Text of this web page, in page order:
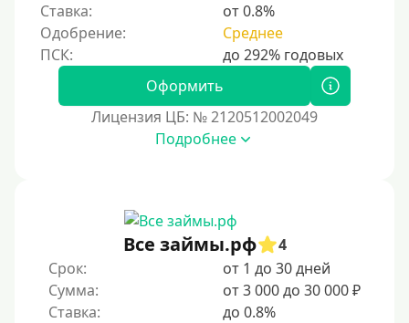
Ставка:
от 0.8%
Одобрение:
Среднее
Оформить
Лицензия ЦБ: № 2120512002049
Подробнее
Все займы.рф
4
Срок:
от 1 до 30 дней
Сумма:
от 3 000 до 30 000 ₽
Ставка:
до 0.8%